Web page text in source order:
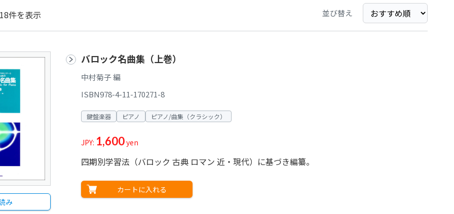
件を表示 並び替え
み
バロック名曲集（上巻）
中村菊子 編
ISBN978-4-11-170271-8
鍵盤楽器 ピアノ ピアノ/曲集（クラシック）
JPY: 1,600yen
四期別学習法（バロック 古典 ロマン 近・現代）に基づき編纂。
カートに入れる